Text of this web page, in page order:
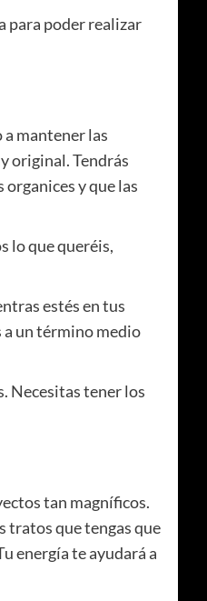
para poder realizar
mantener las
original. Tendrás
y que las
lo que queréis,
estés en tus
a un término medio
Necesitas tener los
tan magníficos.
tratos que tengas que
energía te ayudará a